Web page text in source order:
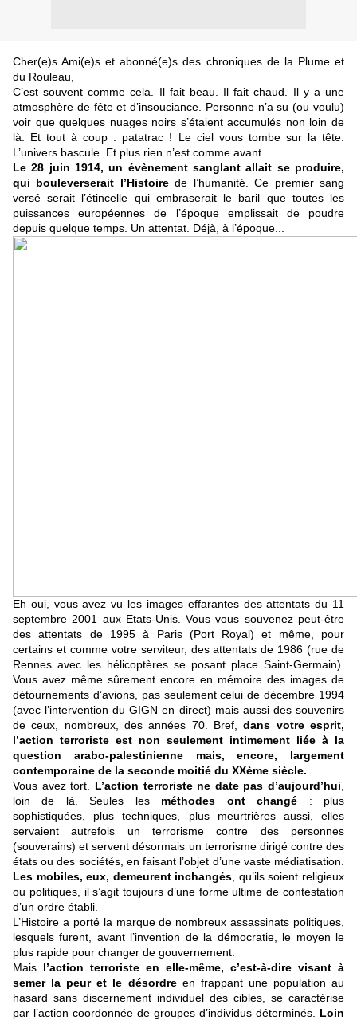
Cher(e)s Ami(e)s et abonné(e)s des chroniques de la Plume et
du Rouleau,
C’est souvent comme cela. Il fait beau. Il fait chaud. Il y a une
atmosphère de fête et d’insouciance. Personne n’a su (ou voulu)
voir que quelques nuages noirs s’étaient accumulés non loin de
là. Et tout à coup : patatrac ! Le ciel vous tombe sur la tête.
L’univers bascule. Et plus rien n’est comme avant.
Le 28 juin 1914, un évènement sanglant allait se produire,
qui bouleverserait l’Histoirede l’humanité. Ce premier sang
versé serait l’étincelle qui embraserait le baril que toutes les
puissances européennes de l’époque emplissait de poudre
depuis quelque temps. Un attentat. Déjà, à l’époque...
Eh oui, vous avez vu les images effarantes des attentats du 11
septembre 2001 aux Etats-Unis. Vous vous souvenez peut-être
des attentats de 1995 à Paris (Port Royal) et même, pour
certains et comme votre serviteur, des attentats de 1986 (rue de
Rennes avec les hélicoptères se posant place Saint-Germain).
Vous avez même sûrement encore en mémoire des images de
détournements d’avions, pas seulement celui de décembre 1994
(avec l’intervention du GIGN en direct) mais aussi des souvenirs
de ceux, nombreux, des années 70. Bref,dans votre esprit,
l’action terroriste est non seulement intimement liée à la
question arabo-palestinienne mais, encore, largement
contemporaine de la seconde moitié du XXème siècle.
Vous avez tort. L’action terroriste ne date pas d’aujourd’hui
loin de là. Seules les méthodes ont changé : plus
sophistiquées, plus techniques, plus meurtrières aussi, elles
servaient autrefois un terrorisme contre des personnes
(souverains) et servent désormais un terrorisme dirigé contre des
états ou des sociétés, en faisant l’objet d’une vaste médiatisation.
Les mobiles, eux, demeurent inchangés , qu’ils soient religieux
ou politiques, il s’agit toujours d’une forme ultime de contestation
d’un ordre établi.
L’Histoire a porté la marque de nombreux assassinats politiques,
lesquels furent, avant l’invention de la démocratie, le moyen le
plus rapide pour changer de gouvernement.
Mais l’action terroriste en elle-même, c’est-à-dire visant à
semer la peur et le désordreen frappant une population au
hasard sans discernement individuel des cibles, se caractérise
par l’action coordonnée de groupes d’individus déterminés. Loin